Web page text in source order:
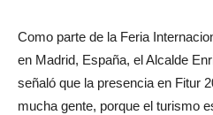
Como parte de la Feria
en Madrid, España, el Alcalde
señaló que la presencia en Fitur
mucha gente, porque el turismo